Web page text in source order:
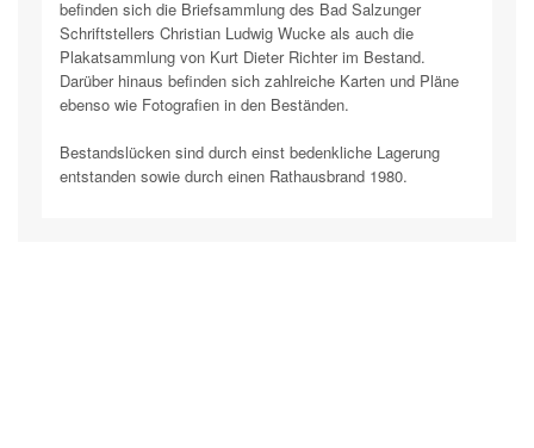
befinden sich die Briefsammlung des Bad Salzunger
Schriftstellers Christian Ludwig Wucke als auch die
Plakatsammlung von Kurt Dieter Richter im Bestand.
Darüber hinaus befinden sich zahlreiche Karten und Pläne
ebenso wie Fotografien in den Beständen.
Bestandslücken sind durch einst bedenkliche Lagerung
entstanden sowie durch einen Rathausbrand 1980.